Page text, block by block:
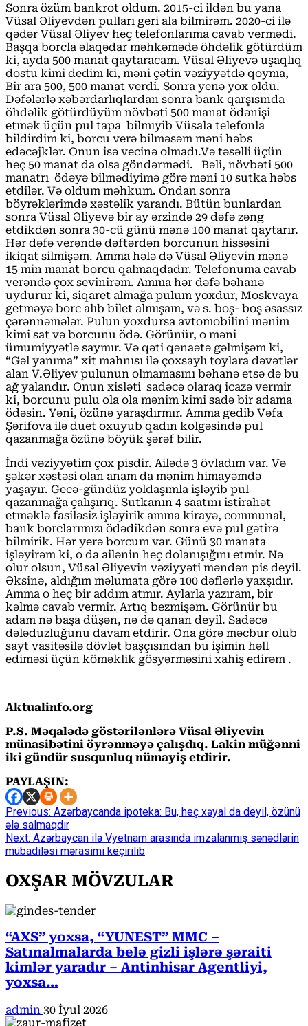
Sonra özüm bankrot oldum. 2015-ci ildən bu yana
Vüsal Əliyevdən pulları geri ala bilmirəm. 2020-ci ilə
qədər Vüsal Əliyev heç telefonlarıma cavab vermədi.
Başqa borcla əlaqədar məhkəmədə öhdəlik götürdüm
ki, ayda 500 manat qaytaracam. Vüsal Əliyevə uşaqlıq
dostu kimi dedim ki, məni çətin vəziyyətdə qoyma,
Bir ara 500, 500 manat verdi. Sonra yenə yox oldu.
Dəfələrlə xəbərdarlıqlardan sonra bank qarşısında
öhdəlik götürdüyüm növbəti 500 manat ödənişi
etmək üçün pul tapa bilmıyib Vüsala telefonla
bildirdim ki, borcu verə bilməsəm məni həbs
edəcəjklər. Onun isə vecinə olmadı.Və təsəlli üçün
heç 50 manat da olsa göndərmədi. Bəli, növbəti 500
manatrı ödəyə bilmədiyimə görə məni 10 sutka həbs
etdilər. Və oldum məhkum. Ondan sonra
böyrəklərimdə xəstəlik yarandı. Bütün bunlardan
sonra Vüsal Əliyevə bir ay ərzində 29 dəfə zəng
etdikdən sonra 30-cü günü mənə 100 manat qaytarır.
Hər dəfə verəndə dəftərdən borcunun hissəsini
ikiqat silmişəm. Amma hələ də Vüsal Əliyevin mənə
15 min manat borcu qalmaqdadır. Telefonuma cavab
verəndə çox sevinirəm. Amma hər dəfə bəhanə
uydurur ki, siqaret almağa pulum yoxdur, Moskvaya
getməyə borc alıb bilet almışam, və s. boş- boş əsassız
çərənnəmələr. Pulun yoxdursa avtomobilini mənim
kimi sat və borcunu ödə. Görünür, o məni
ümumiyyətlə saymır. Və qəti qənaətə gəlmişəm ki,
“Gəl yanıma” xit mahnısı ilə çoxsaylı toylara dəvətlər
alan V.Əliyev pulunun olmamasını bəhanə etsə də bu
ağ yalandır. Onun xisləti sadəcə olaraq icazə vermir
ki, borcunu pulu ola ola mənim kimi sadə bir adama
ödəsin. Yəni, özünə yaraşdırmır. Amma gedib Vəfa
Şərifova ilə duet oxuyub qadın kolgəsində pul
qazanmağa özünə böyük şərəf bilir.
İndi vəziyyətim çox pisdir. Ailədə 3 övladım var. Və
şəkər xəstəsi olan anam da mənim himayəmdə
yaşayır. Gecə-gündüz yoldaşımla işləyib pul
qazanmağa çalışırıq. Sutkanın 4 saatını istirahət
etməklə fasiləsiz işləyirik amma kirayə, communal,
bank borclarımızı ödədikdən sonra evə pul gətirə
bilmirik. Hər yerə borcum var. Günü 30 manata
işləyirəm ki, o da ailənin heç dolanışığını etmir. Nə
olur olsun, Vüsal Əliyevin vəziyyəti məndən pis deyil.
Əksinə, aldığım məlumata görə 100 dəflərlə yaxşıdır.
Amma o heç bir addım atmır. Aylarla yazıram, bir
kəlmə cavab vermir. Artıq bezmişəm. Görünür bu
adam nə başa düşən, nə də qanan deyil. Sadəcə
dələduzluğunu davam etdirir. Ona görə məcbur olub
sayt vasitəsilə dövlət başçısından bu işimin həll
ediməsi üçün köməklik gösyərməsini xahiş edirəm .
Aktualinfo.org
P.S. Məqalədə göstərilənlərə Vüsal Əliyevin
münasibətini öyrənməyə çalışdıq. Lakin müğənni
iki gündür susqunluq nümayiş etdirir.
PAYLAŞIN:
Continue
Reading
Previous: Azərbaycanda ipoteka: Bu, heç xəyal da deyil, özünü
ələ salmaqdır
Next: Azərbaycan ilə Vyetnam arasında imzalanmış sənədlərin
mübadiləsi mərasimi keçirilib
OXŞAR MÖVZULAR
“AXS” yoxsa, “YUNEST” MMC –
Satınalmalarda belə gizli işlərə şəraiti
kimlər yaradır – Antinhisar Agentliyi,
yoxsa…
admin 30 İyul 2026